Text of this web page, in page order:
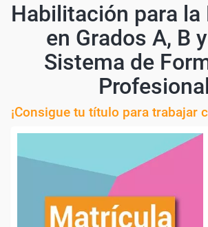
Habilitación para la
en Grados A, B
Sistema de
Profesional
¡Consigue tu título para trabajar